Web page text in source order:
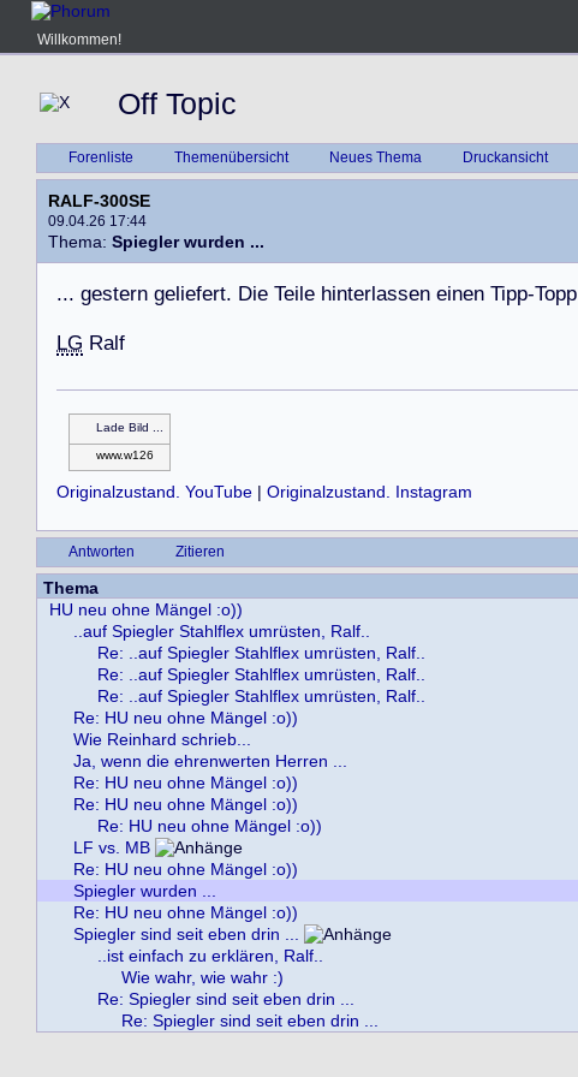
Willkommen!
Off Topic
Forenliste Themenübersicht Neues Thema Druckansicht
RALF-300SE
09.04.26 17:44
Thema: Spiegler wurden ...
... gestern geliefert. Die Teile hinterlassen einen Tipp-Topp
LG Ralf
Lade Bild ...
www.w126
Originalzustand. YouTube Originalzustand. Instagram
Antworten Zitieren
Thema
HU neu ohne Mängel :o))
..auf Spiegler Stahlflex umrüsten, Ralf..
Re: ..auf Spiegler Stahlflex umrüsten, Ralf..
Re: ..auf Spiegler Stahlflex umrüsten, Ralf..
Re: ..auf Spiegler Stahlflex umrüsten, Ralf..
Re: HU neu ohne Mängel :o))
Wie Reinhard schrieb...
Ja, wenn die ehrenwerten Herren ...
Re: HU neu ohne Mängel :o))
Re: HU neu ohne Mängel :o))
Re: HU neu ohne Mängel :o))
LF vs. MB
Re: HU neu ohne Mängel :o))
Spiegler wurden ...
Re: HU neu ohne Mängel :o))
Spiegler sind seit eben drin ...
..ist einfach zu erklären, Ralf..
Wie wahr, wie wahr :)
Re: Spiegler sind seit eben drin ...
Re: Spiegler sind seit eben drin ...